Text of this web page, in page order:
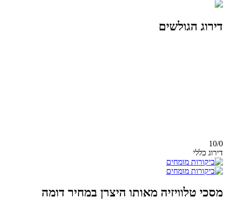
דירוג הגולשים
10/0
דירוג כללי
מסכי טלוויזיה מאותו היצרן במחיר דומה